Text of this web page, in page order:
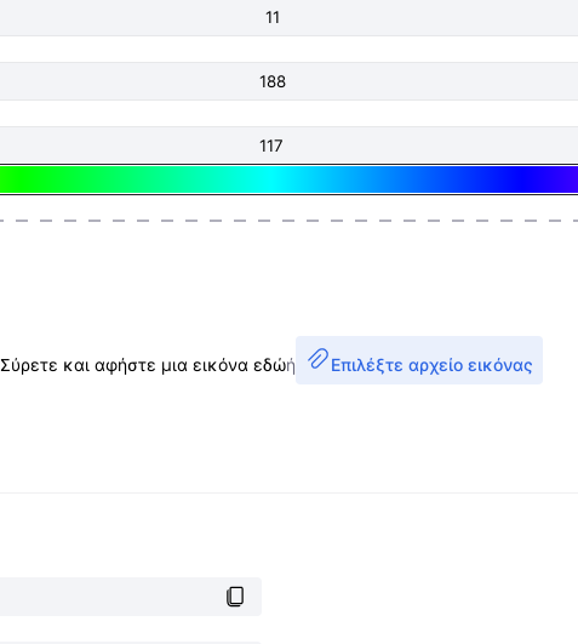
Σύρετε και αφήστε μια εικόνα εδώή Επιλέξτε αρχείο εικόνας